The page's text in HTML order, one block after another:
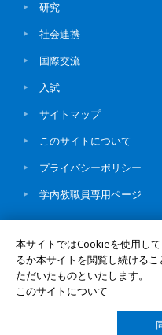
研究
社会連携
国際交流
入試
サイトマップ
このサイトについて
プライバシーポリシー
学内教職員専用ページ
©
本サイトではCookieを使用し
るか本サイトを閲覧し続ける
ただいたものといたします。
このサイトについて